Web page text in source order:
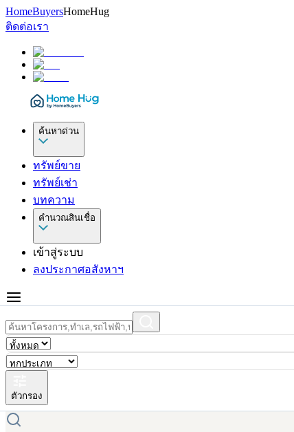
HomeBuyersHomeHug
ติดต่อเรา
ค้นหาด่วน
ทรัพย์ขาย
ทรัพย์เช่า
บทความ
คำนวณสินเชื่อ
เข้าสู่ระบบ
ลงประกาศอสังหาฯ
ตัวกรอง